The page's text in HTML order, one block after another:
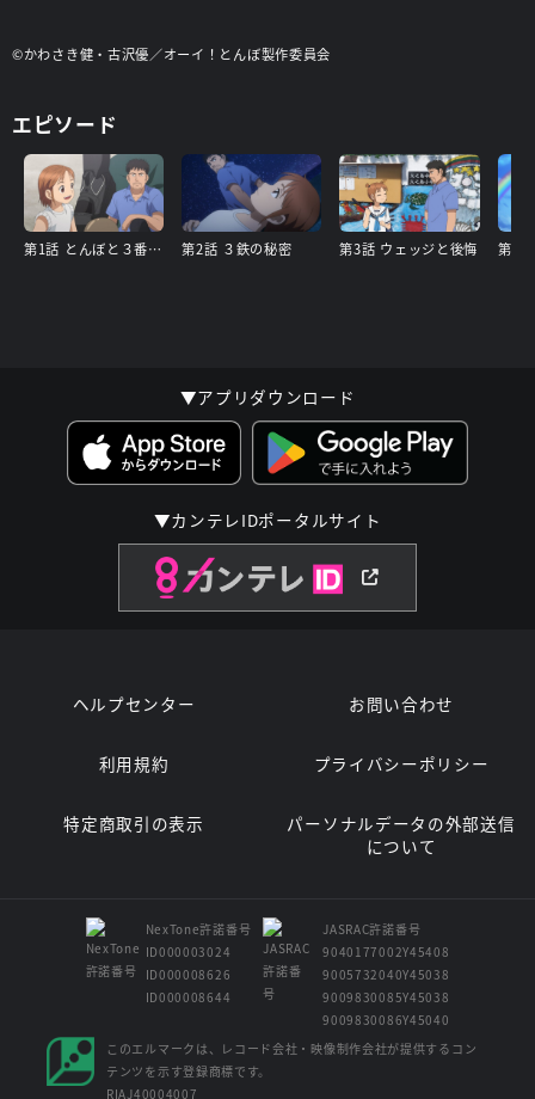
©かわさき健・古沢優／オーイ！とんぼ製作委員会
エピソード
第1話 とんぼと３番アイアン 第2話 ３鉄の秘密 第3話 ウェッジと後悔 第4
▼アプリダウンロード
▼カンテレIDポータルサイト
ヘルプセンター お問い合わせ
利用規約 プライバシーポリシー
特定商取引の表示
パーソナルデータの外部送信
について
NexTone許諾番号
ID000003024
ID000008626
ID000008644
JASRAC許諾番号
9040177002Y45408
9005732040Y45038
9009830085Y45038
9009830086Y45040
このエルマークは、レコード会社・映像制作会社が提供するコン
テンツを示す登録商標です。
RIAJ40004007